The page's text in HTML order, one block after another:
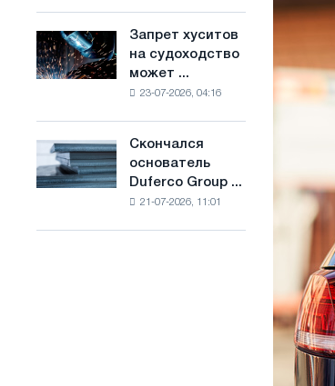
амбициями
по
борьбе
с
конкуренцию
в
Запрет
хуситов
на
импорт
Саудовской
Запрет хуситов
на судоходство
может ...
23-07-2026, 04:16
Скончался
основатель
Duferco
Скончался
основатель
Duferco Group ...
21-07-2026, 11:01